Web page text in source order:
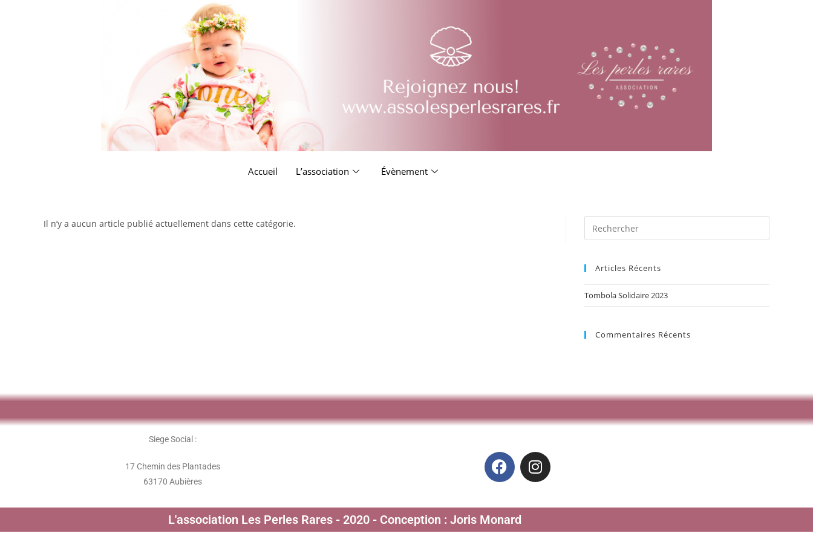
Accueil L’association Évènement
Il n’y a aucun article publié actuellement dans cette catégorie.
Articles Récents
Tombola Solidaire 2023
Commentaires Récents
Siege Social :
17 Chemin des Plantades
63170 Aubières
L'association Les Perles Rares - 2020 - Conception : Joris Monard